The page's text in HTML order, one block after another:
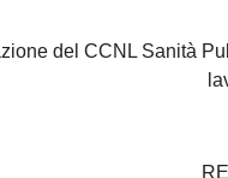
del CCNL Sanità